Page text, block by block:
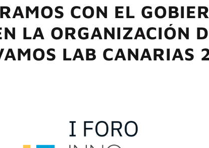
CON EL
LA ORGANIZACIÓN
LAB CANARIAS